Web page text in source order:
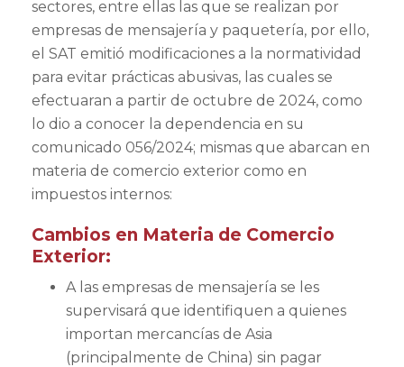
sectores, entre ellas las que se realizan por
empresas de mensajería y paquetería, por ello,
el SAT emitió modificaciones a la normatividad
para evitar prácticas abusivas, las cuales se
efectuaran a partir de octubre de 2024, como
lo dio a conocer la dependencia en su
comunicado 056/2024; mismas que abarcan en
materia de comercio exterior como en
impuestos internos:
Cambios en Materia de Comercio
Exterior:
A las empresas de mensajería se les
supervisará que identifiquen a quienes
importan mercancías de Asia
(principalmente de China) sin pagar